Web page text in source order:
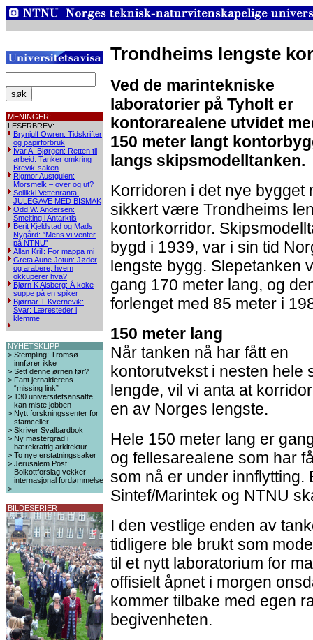
MENINGER:
LESERBREV:
Brynjulf Owren: Tidskrifter
og papirforbruk
Ivar A. Bjørgen: Retten til
arbeid. Tanker omkring
Brevik-saken
Rigmor Austgulen:
Morsmelk – over og ut?
Soilikki Vettenranta:
JULEGAVE MED BISMAK
Odd W. Andersen:
Smelting i Antarktis
Berit Kjeldstad og Mads
Nygård: ”Mens vi venter
på NTNU”
Allan Krill: For mappa mi
Greta Aune Jotun: Jøder
og arabere, hvem
okkuperer hva?
Bjørn K Alsberg: Å koke
suppe på en spiker
Bjørnar T Kvernevik:
Svar: Læresteder i
klemme
NYHETSKLIPP
> Stempling: Tromsø
innfører ikke
> Sett denne ørnen før?
> Fant jernalderens
“missing link”
> 130 universitetsansatte
kan miste jobben
> Nytt forskningssenter for
stamceller
> Skriver Svalbardbok
> Ny mastergrad i
bærekraftig arkitektur
> To nye erstatningssaker
> Jerusalem Post:
Boikottforslag vekker
internasjonal fordømmelse
>
BILDESERIER
Trondheims lengste
Ved de marintekniske
laboratorier på Tyholt er
kontorarealene utvidet
150 meter langt
langs skipsmodelltanken.
Korridoren i det nye bygget
sikkert være Trondheims
kontorkorridor.
bygd i 1939, var i sin tid
lengste bygg. Slepetanken
gang 170 meter lang, og
forlenget med 85 meter i
150 meter lang
Når tanken nå har fått en
kontorutvekst i nesten hele
lengde, vil vi anta at
en av Norges lengste.
Hele 150 meter lang er
og fellesarealene som har
som nå er under innflytting.
Sintef/Marintek og NTNU
I den vestlige enden av
tidligere ble brukt som
til et nytt laboratorium for
offisielt åpnet i morgen
kommer tilbake med egen
begivenheten.